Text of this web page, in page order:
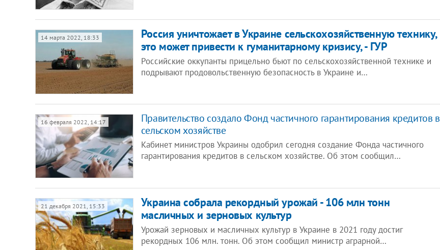
14 марта 2022, 18:33
Россия уничтожает в Украине сельскохозяйственную технику,
это может привести к гуманитарному кризису, - ГУР
Российские оккупанты прицельно бьют по сельскохозяйственной технике и
подрывают продовольственную безопасность в Украине и…
16 февраля 2022, 14:17
Правительство создало Фонд частичного гарантирования кредитов в
сельском хозяйстве
Кабинет министров Украины одобрил сегодня создание Фонда частичного
гарантирования кредитов в сельском хозяйстве. Об этом сообщил…
21 декабря 2021, 15:33
Украина собрала рекордный урожай - 106 млн тонн
масличных и зерновых культур
Урожай зерновых и масличных культур в Украине в 2021 году достиг
рекордных 106 млн. тонн. Об этом сообщил министр аграрной…